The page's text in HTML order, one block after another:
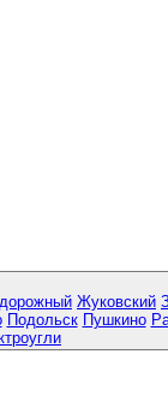
Жуковский
Подольск Пушкино